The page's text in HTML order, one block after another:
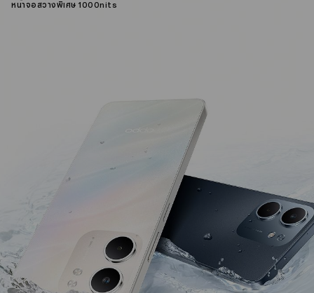
หน้าจอสว่างพิเศษ 1000nits